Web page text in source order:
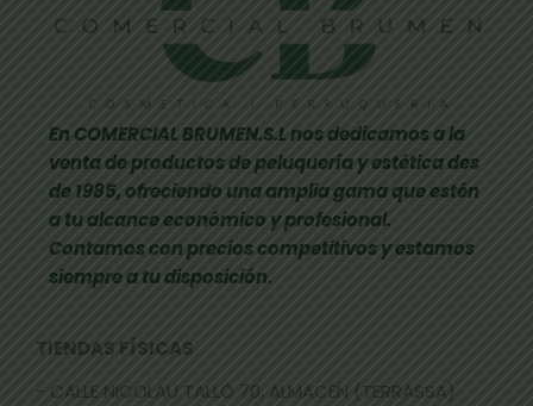
En COMERCIAL BRUMEN.S.L nos dedicamos a la
venta de productos de peluquería y estética des
de 1985, ofreciendo una amplia gama que estén
a tu alcance económico y profesional.
Contamos con precios competitivos y estamos
siempre a tu disposición.
TIENDAS FÍSICAS
- CALLE NICOLAU TALLÓ 70, ALMACÉN (TERRASSA)